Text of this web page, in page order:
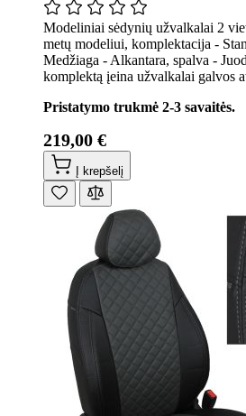
Modeliniai sėdynių užvalkalai 2
metų modeliui, komplektacija -
Medžiaga - Alkantara, spalva -
komplektą įeina užvalkalai galvos
Pristatymo trukmė 2-3 savaitės.
219,00 €
Į krepšelį